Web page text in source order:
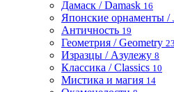
Дамаск / Damask 16
Японские орнаменты /
Античность 19
Геометрия / Geometry 23
Изразцы / Азулежу 8
Классика / Classics 10
Мистика и магия 14